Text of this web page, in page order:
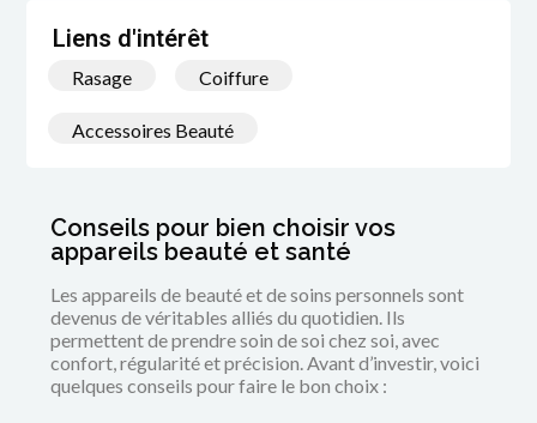
Liens d'intérêt
Rasage Coiffure
Accessoires Beauté
Conseils pour bien choisir vos
appareils beauté et santé
Les appareils de beauté et de soins personnels sont
devenus de véritables alliés du quotidien. Ils
permettent de prendre soin de soi chez soi, avec
confort, régularité et précision. Avant d’investir, voici
quelques conseils pour faire le bon choix :